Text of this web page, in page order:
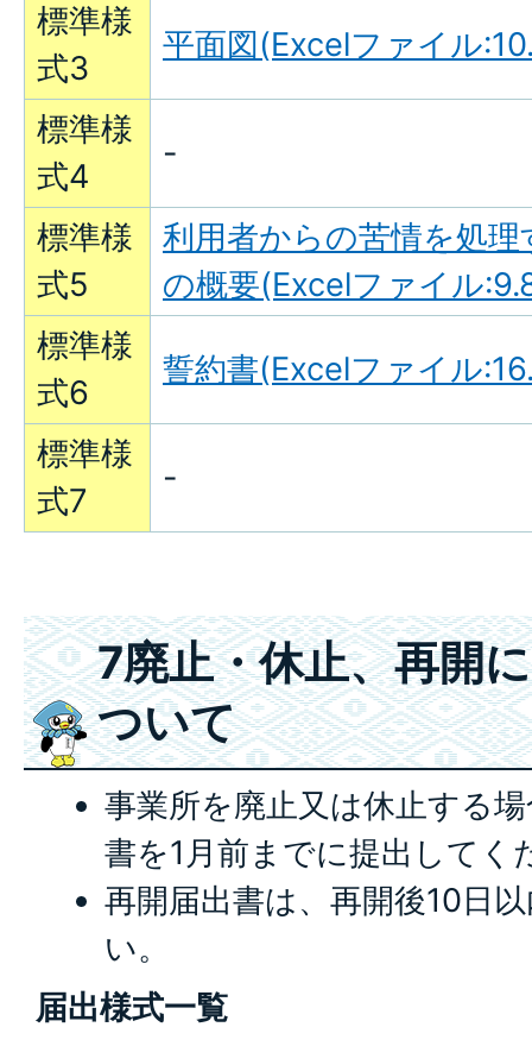
標準様
式3
平面図(Excelファイル
標準様
式4
-
標準様
式5
利用者からの苦情を処
の概要(Excelファイル
標準様
式6
誓約書(Excelファイル
標準様
式7
-
7廃止・休止、再開
ついて
事業所を廃止又は休止する
書を1月前までに提出してく
再開届出書は、再開後10日
い。
届出様式一覧